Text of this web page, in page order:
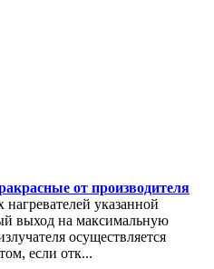
от производителя
указанной
выход на максимальную
осуществляется
если отк...